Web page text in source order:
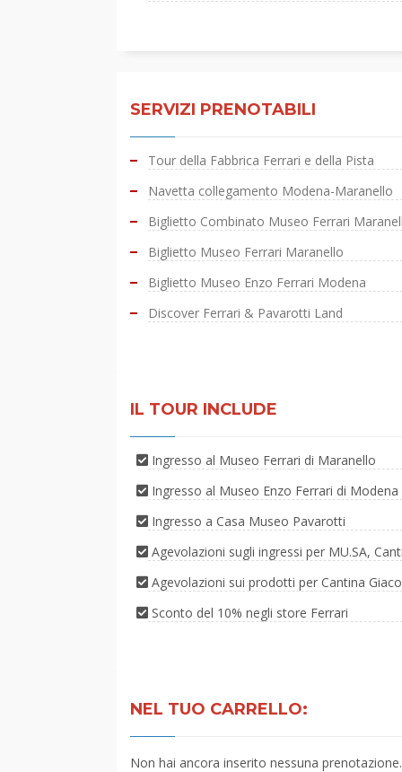
SERVIZI PRENOTABILI
Tour della Fabbrica Ferrari e della Pista
Navetta collegamento Modena-Maranello
Biglietto Combinato Museo Ferrari
Biglietto Museo Ferrari Maranello
Biglietto Museo Enzo Ferrari Modena
Discover Ferrari & Pavarotti Land
IL TOUR INCLUDE
Ingresso al Museo Ferrari di Maranello
Ingresso al Museo Enzo Ferrari di Modena
Ingresso a Casa Museo Pavarotti
Agevolazioni sugli ingressi per MU.SA,
Agevolazioni sui prodotti per Cantina
Sconto del 10% negli store Ferrari
NEL TUO CARRELLO:
Non hai ancora inserito nessuna prenotazione.